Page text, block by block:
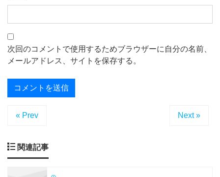
次回のコメントで使用するためブラウザーに自分の名前、
メールアドレス、サイトを保存する。
« Prev Next »
関連記事